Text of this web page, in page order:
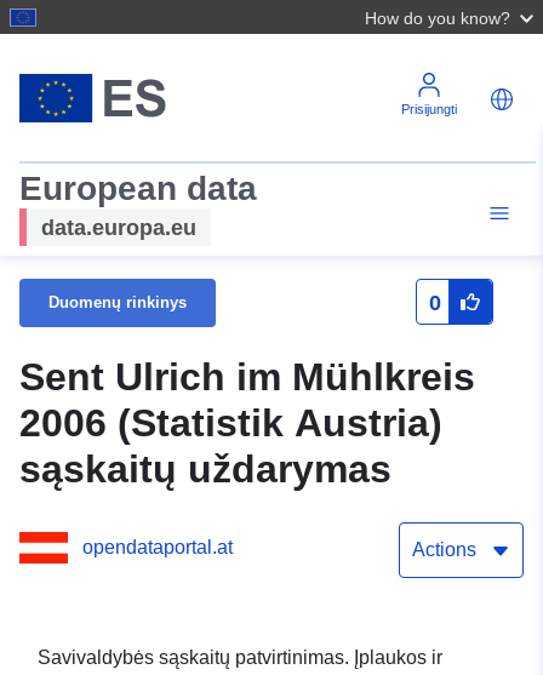
How do you know?
Prisijungti
European data
data.europa.eu
Duomenų rinkinys 0
Sent Ulrich im Mühlkreis
2006 (Statistik Austria)
sąskaitų uždarymas
opendataportal.at Actions
Savivaldybės sąskaitų patvirtinimas. Įplaukos ir